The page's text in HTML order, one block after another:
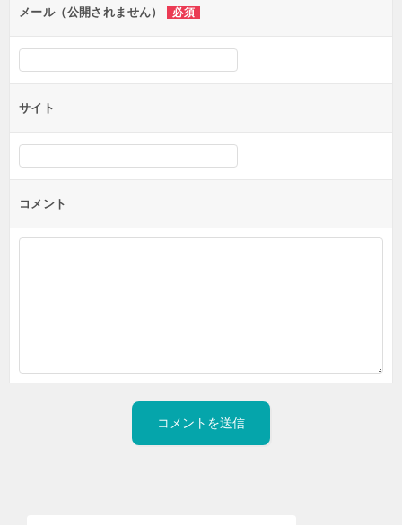
ンメール（公開されません） 必須
サイト
コメント